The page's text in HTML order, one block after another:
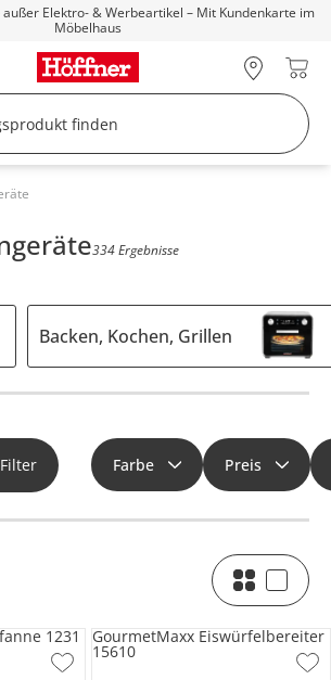
außer Elektro- & Werbeartikel – Mit Kundenkarte im
Möbelhaus
334 Ergebnisse
Backen, Kochen, Grillen
Farbe Preis
1231 GourmetMaxx Eiswürfelbereiter
15610